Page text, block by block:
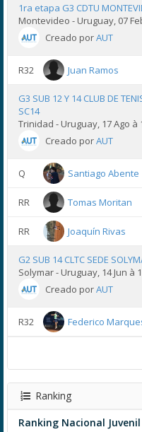
1ra etapa G3 CDTU
Montevideo - Uruguay, 07
Creado porAUT
R32 Juan Ramos
G3 SUB 12 Y 14 CLUB DE
SC14
Trinidad - Uruguay, 17 Ago à
Creado porAUT
Q Santiago Abente
RR Tomas Moritan
RR Joaquín Rivas
G2 SUB 14 CLTC SEDE
Solymar - Uruguay, 14 Jun à
Creado porAUT
R32 Federico
Ranking
Ranking Nacional